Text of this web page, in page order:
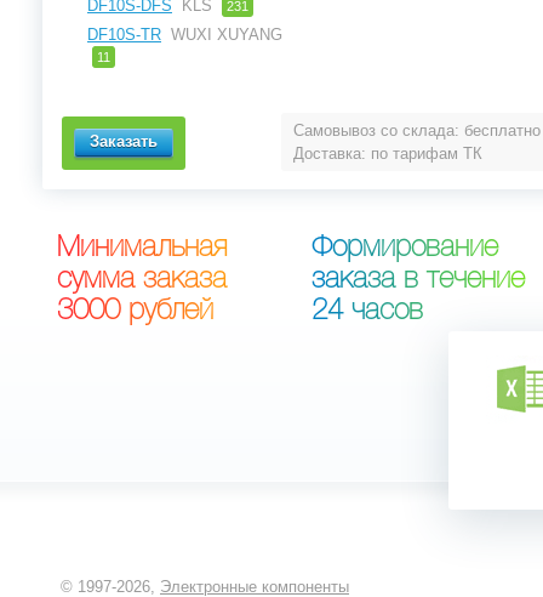
Самовывоз со склада: бесплатно
Доставка: по тарифам ТК
DF10S-DFS KLS 231
DF10S-TR WUXI XUYANG
11
Минимальная
сумма заказа
3000 рублей
Формирование
заказа в течение
24 часов
© 1997-2026, Электронные компоненты